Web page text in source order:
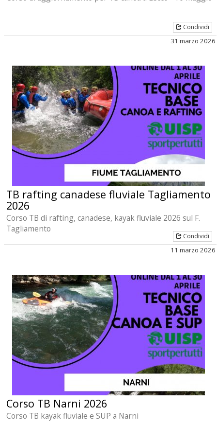
Condividi
31 marzo 2026
TB rafting canadese fluviale Tagliamento
2026
Corso TB di rafting, canadese, kayak fluviale 2026 sul F.
Tagliamento
Condividi
11 marzo 2026
Corso TB Narni 2026
Corso TB kayak fluviale e SUP a Narni